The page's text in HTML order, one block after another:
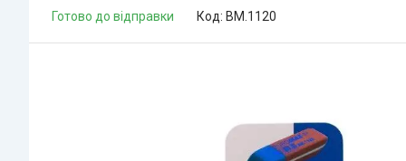
Готово до відправки Код: BM.1120